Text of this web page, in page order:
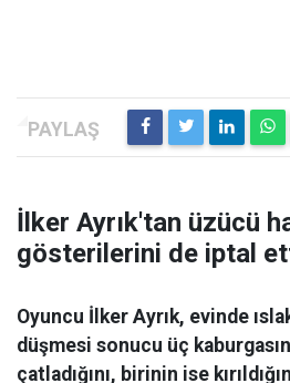
İlker Ayrık'tan üzücü
gösterilerini de iptal
Oyuncu İlker Ayrık, evinde
düşmesi sonucu üç
çatladığını, birinin ise